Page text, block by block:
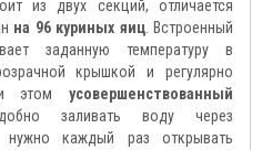
из двух секций, отличается
на 96 куриных яиц. Встроенный
заданную температуру в
крышкой и регулярно
этом усовершенствованный
заливать воду через
нужно каждый раз открывать